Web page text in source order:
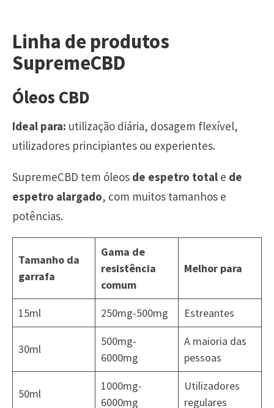
Linha de produtos
SupremeCBD
Óleos CBD
Ideal para: utilização diária, dosagem flexível,
utilizadores principiantes ou experientes.
SupremeCBD tem óleos de espetro total e de
espetro alargado, com muitos tamanhos e
potências.
Tamanho da
garrafa
Gama de
resistência
comum
Melhor para
15ml 250mg-500mg Estreantes
30ml
500mg-
6000mg
A maioria das
pessoas
50ml
1000mg-
6000mg
Utilizadores
regulares